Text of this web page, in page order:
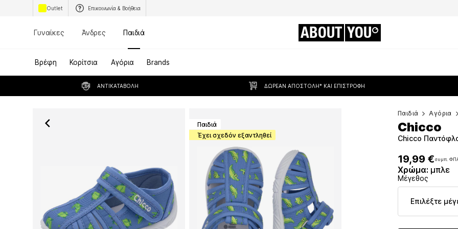
Outlet Επικοινωνία & Βοήθεια
Γυναίκες Άνδρες Παιδιά ABOUT YOU
Βρέφη Κορίτσια Αγόρια Brands
ΑΝΤΙΚΑΤΑΒΟΛΉ ΔΩΡΕΆΝ ΑΠΟΣΤΟΛΉ* ΚΑΙ ΕΠΙΣΤΡΟΦΉ
Παιδιά
Έχει σχεδόν εξαντληθεί
Παιδιά Αγόρια
19,99 €συμπ.
19,99 €συμπ. ΦΠΑ
Chicco
Chicco
Χρώμα: μπλε
Μέγεθος
Επιλέξτε